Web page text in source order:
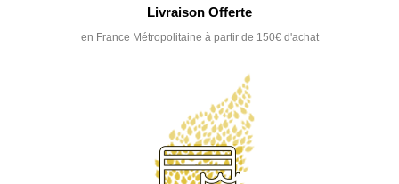
Livraison Offerte
en France Métropolitaine à partir de 150€ d'achat